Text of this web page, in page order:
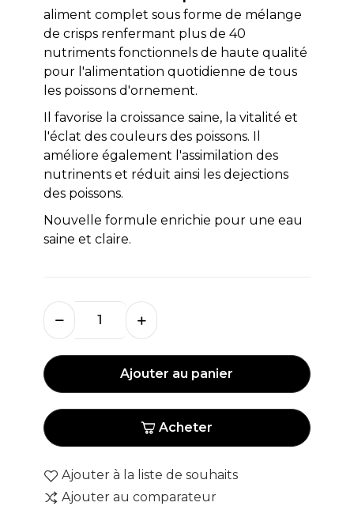
aliment complet sous forme de mélange
de crisps renfermant plus de 40
nutriments fonctionnels de haute qualité
pour l'alimentation quotidienne de tous
les poissons d'ornement.
Il favorise la croissance saine, la vitalité et
l'éclat des couleurs des poissons. Il
améliore également l'assimilation des
nutrinents et réduit ainsi les dejections
des poissons.
Nouvelle formule enrichie pour une eau
saine et claire.
Ajouter au panier
Acheter
Ajouter à la liste de souhaits
Ajouter au comparateur